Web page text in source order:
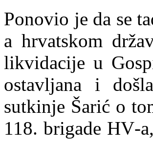
Ponovio je da se
a hrvatskom
likvidacije u
ostavljana i
sutkinje Šarić o
118. brigade HV-